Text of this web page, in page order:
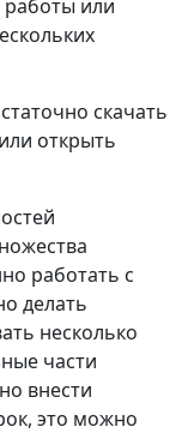
работы или
скачать
открыть
работать с
делать
несколько
части
внести
это можно